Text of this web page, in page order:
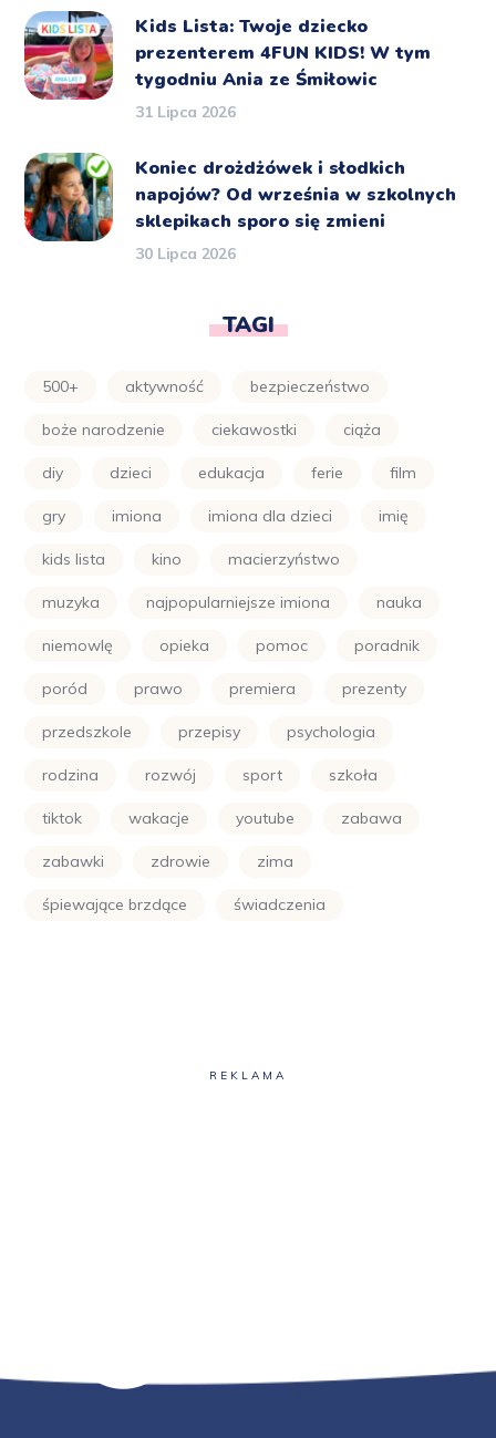
Kids Lista: Twoje dziecko
prezenterem 4FUN KIDS! W tym
tygodniu Ania ze Śmiłowic
31 Lipca 2026
Koniec drożdżówek i słodkich
napojów? Od września w szkolnych
sklepikach sporo się zmieni
30 Lipca 2026
TAGI
500+ aktywność bezpieczeństwo
boże narodzenie ciekawostki ciąża
diy dzieci edukacja ferie film
gry imiona imiona dla dzieci imię
kids lista kino macierzyństwo
muzyka najpopularniejsze imiona nauka
niemowlę opieka pomoc poradnik
poród prawo premiera prezenty
przedszkole przepisy psychologia
rodzina rozwój sport szkoła
tiktok wakacje youtube zabawa
zabawki zdrowie zima
śpiewające brzdące świadczenia
REKLAMA